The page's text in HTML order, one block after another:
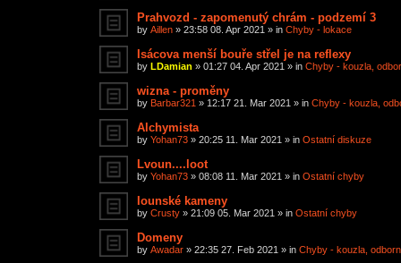
Prahvozd - zapomenutý chrám - podzemí 3
by Aillen » 23:58 08. Apr 2021 » in Chyby - lokace
Isácova menší bouře střel je na reflexy
by LDamian » 01:27 04. Apr 2021 » in Chyby - kouzla,
wizna - proměny
by Barbar321 » 12:17 21. Mar 2021 » in Chyby - kouzla,
Alchymista
by Yohan73 » 20:25 11. Mar 2021 » in Ostatní diskuze
Lvoun....loot
by Yohan73 » 08:08 11. Mar 2021 » in Ostatní chyby
Iounské kameny
by Crusty » 21:09 05. Mar 2021 » in Ostatní chyby
Domeny
by Awadar » 22:35 27. Feb 2021 » in Chyby - kouzla,